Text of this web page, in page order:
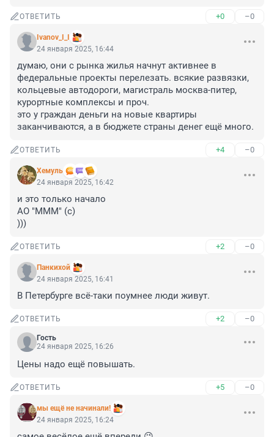
ОТВЕТИТЬ +0 –0
Ivanov_I_I
24 января 2025, 16:44
думаю, они с рынка жилья начнут активнее в
федеральные проекты перелезать. всякие развязки,
кольцевые автодороги, магистраль москва-питер,
курортные комплексы и проч.
это у граждан деньги на новые квартиры
заканчиваются, а в бюджете страны денег ещё много.
ОТВЕТИТЬ +4 –0
Xемуль
24 января 2025, 16:42
и это только начало
АО "МММ" (с)
)))
ОТВЕТИТЬ +2 –0
Панкихой
24 января 2025, 16:41
В Петербурге всё-таки поумнее люди живут.
ОТВЕТИТЬ +2 –0
Гость
24 января 2025, 16:26
Цены надо ещё повышать.
ОТВЕТИТЬ +5 –0
мы ещё не начинали!
24 января 2025, 16:24